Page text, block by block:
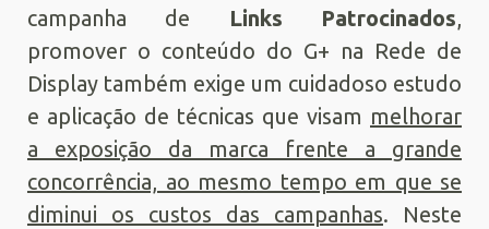
campanha de
Links Patrocinados,
promover o conteúdo do G+ na Rede de
Display também exige um cuidadoso estudo
e aplicação de técnicas que visam melhorar
a exposição da marca frente a grande
concorrência, ao mesmo tempo em que se
diminui os custos das campanhas. Neste